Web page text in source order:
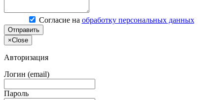
Согласие на обработку персональных данных
Отправить
×Close
Авторизация
Логин (email)
Пароль